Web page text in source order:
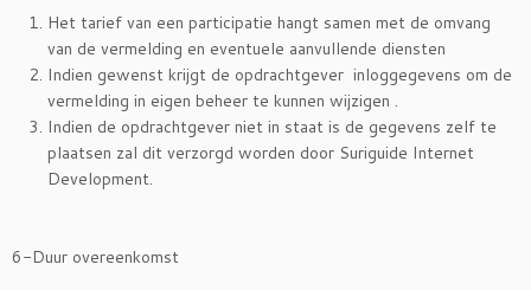
Het tarief van een participatie hangt samen met de omvang
van de vermelding en eventuele aanvullende diensten
Indien gewenst krijgt de opdrachtgever inloggegevens om de
vermelding in eigen beheer te kunnen wijzigen .
Indien de opdrachtgever niet in staat is de gegevens zelf te
plaatsen zal dit verzorgd worden door Suriguide Internet
Development.
6-Duur overeenkomst